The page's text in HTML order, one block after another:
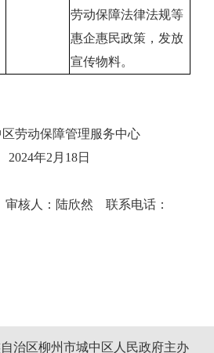
劳动保障法律法规等
惠企惠民政策，发放
宣传物料。
劳动保障管理服务中心
2024年2 月 18日
审核人：陆欣然 联系电话：
治区柳州市城中区人民政府主办